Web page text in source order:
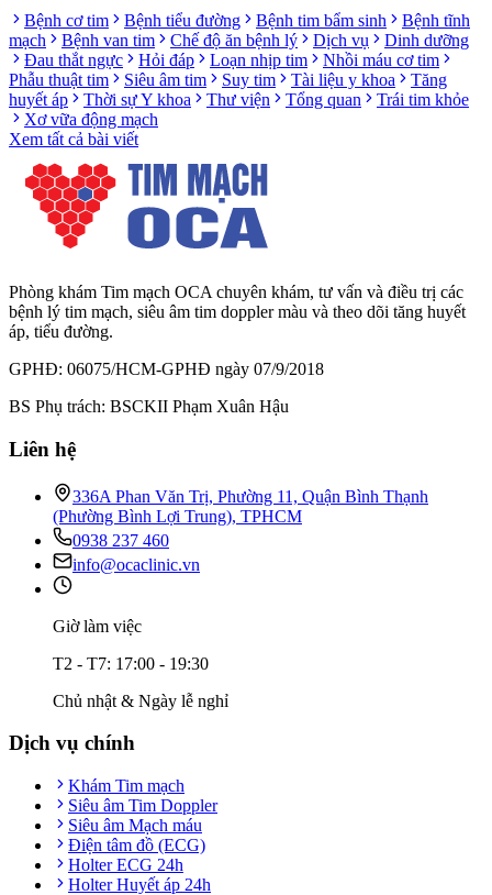
Bệnh cơ tim
Bệnh tiểu đường Bệnh tim bẩm sinh
Bệnh tĩnh
mạch
Bệnh van tim Chế độ ăn bệnh lý Dịch vụ
Dinh dưỡng
Đau thắt ngực
Hỏi đáp Loạn nhịp tim
Nhồi máu cơ tim
Phẫu thuật tim
Siêu âm tim Suy tim Tài liệu y khoa
Tăng
huyết áp
Thời sự Y khoa Thư viện Tổng quan
Trái tim khỏe
Xơ vữa động mạch
Xem tất cả bài viết
Phòng khám Tim mạch OCA chuyên khám, tư vấn và điều trị các
bệnh lý tim mạch, siêu âm tim doppler màu và theo dõi tăng huyết
áp, tiểu đường.
GPHĐ: 06075/HCM-GPHĐ ngày 07/9/2018
BS Phụ trách: BSCKII Phạm Xuân Hậu
Liên hệ
336A Phan Văn Trị, Phường 11, Quận Bình Thạnh
(Phường Bình Lợi Trung), TPHCM
0938 237 460
info@ocaclinic.vn
Giờ làm việc
T2 - T7: 17:00 - 19:30
Chủ nhật & Ngày lễ nghỉ
Dịch vụ chính
Khám Tim mạch
Siêu âm Tim Doppler
Siêu âm Mạch máu
Điện tâm đồ (ECG)
Holter ECG 24h
Holter Huyết áp 24h